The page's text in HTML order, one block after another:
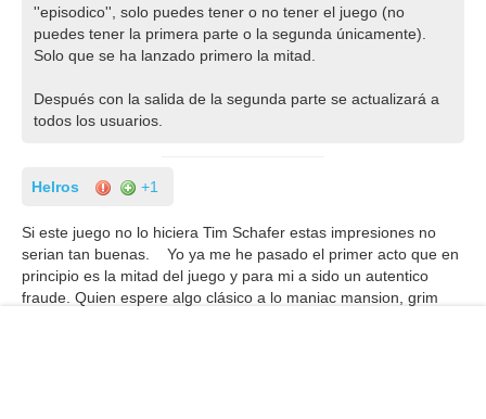
''episodico'', solo puedes tener o no tener el juego (no
puedes tener la primera parte o la segunda únicamente).
Solo que se ha lanzado primero la mitad.
Después con la salida de la segunda parte se actualizará a
todos los usuarios.
Helros +1
Si este juego no lo hiciera Tim Schafer estas impresiones no
serian tan buenas. Yo ya me he pasado el primer acto que en
principio es la mitad del juego y para mi a sido un autentico
fraude. Quien espere algo clásico a lo maniac mansion, grim